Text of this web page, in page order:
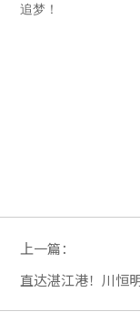
追梦！
上一篇：
直达湛江港！川恒